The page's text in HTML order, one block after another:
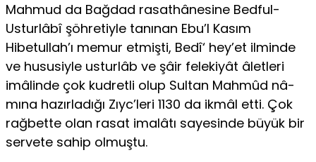
Mahmud da Bağdad rasathânesine Bedful-
Usturlâbî şöhretiyle tanınan Ebu’l Kasım
Hibetullah’ı memur etmişti, Bedî‘ hey’et ilminde
ve hususiyle usturlâb ve şâir felekiyât âletleri
imâlinde çok kudretli olup Sultan Mahmûd nâ­
mına hazırladığı Zıyc’leri 1130 da ikmâl etti. Çok
rağbette olan rasat imalâtı sayesinde büyük bir
servete sahip olmuştu.